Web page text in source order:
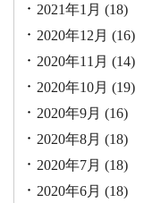
2021年1月 (18)
2020年12月 (16)
2020年11月 (14)
2020年10月 (19)
2020年9月 (16)
2020年8月 (18)
2020年7月 (18)
2020年6月 (18)